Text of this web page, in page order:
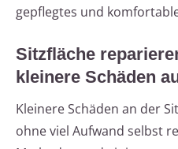
gepflegtes und
Sitzfläche
kleinere Schäden
Kleinere Schäden an der
ohne viel Aufwand selbst